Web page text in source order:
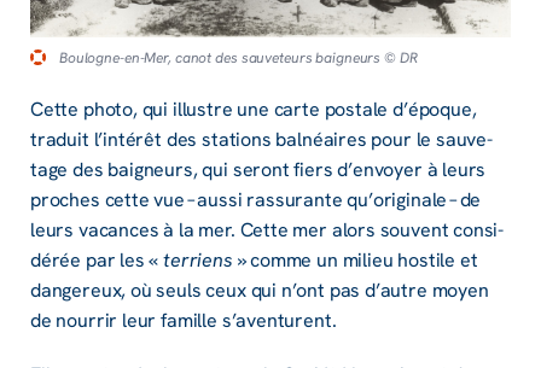
Boulogne-en-Mer, canot des sauveteurs baigneurs© DR
Cette photo, qui illustre une carte postale d’époque,
traduit l’in­té­rêt des stations balnéaires pour le sauve­
tage des baigneurs, qui seront fiers d’en­voyer à leurs
proches cette vue – aussi rassu­rante qu’ori­gi­nale – de
leurs vacances à la mer. Cette mer alors souvent consi­
dé­rée par les «terriens » comme un milieu hostile et
dange­reux, où seuls ceux qui n’ont pas d’autre moyen
de nour­rir leur famille s’aven­turent.